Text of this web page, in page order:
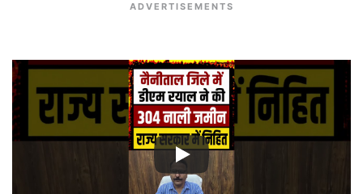
ADVERTISEMENTS